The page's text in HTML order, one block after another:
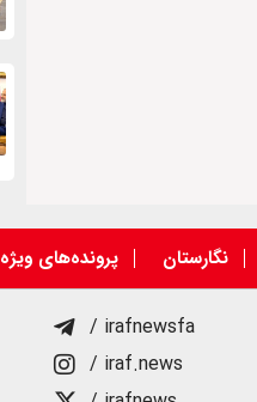
نگارستان پرونده‌های ویژه
/ irafnewsfa
/ iraf.news